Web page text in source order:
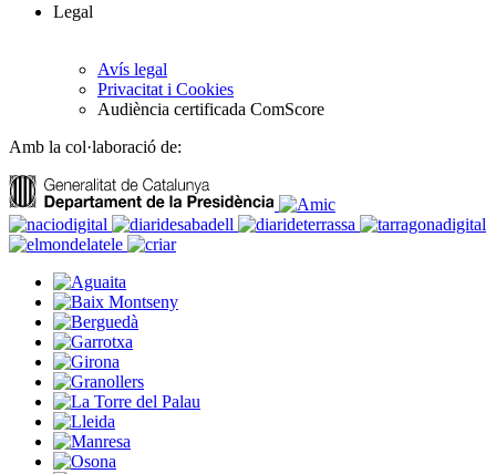
Legal
Avís legal
Privacitat i Cookies
Audiència certificada ComScore
Amb la col·laboració de: